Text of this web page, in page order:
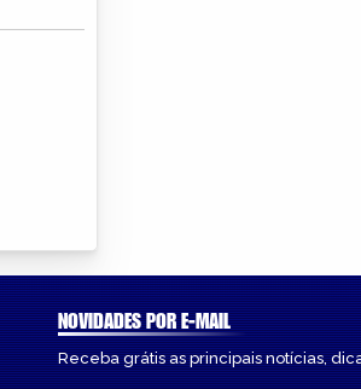
NOVIDADES POR E-MAIL
Receba grátis as principais notícias,